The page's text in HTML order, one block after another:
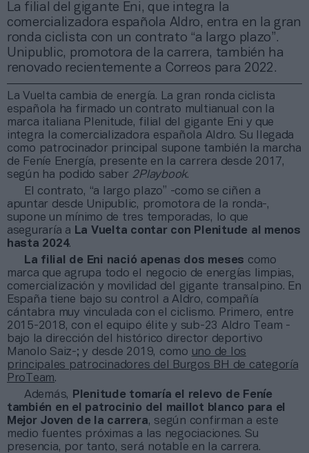
La filial del gigante Eni, que integra la
comercializadora española Aldro, entra en la gran
ronda ciclista con un contrato “a largo plazo”.
Unipublic, promotora de la carrera, también ha
renovado recientemente a Correos para 2022.
La Vuelta cambia de energía. La gran ronda ciclista
española ha firmado un contrato multianual con la
marca italiana Plenitude, filial del gigante Eni y que
integra la comercializadora española Aldro. Su llegada
como patrocinador principal supone también la marcha
de Feníe Energía, presente en la carrera desde 2017,
según ha podido saber 2Playbook.
El contrato, “a largo plazo” -como se ciñen a
apuntar desde Unipublic, promotora de la ronda-,
supone un mínimo de tres temporadas, lo que
aseguraría a La Vuelta contar con Plenitude al menos
hasta 2024.
La filial de Eni nació apenas dos meses como
marca que agrupa todo el negocio de energías limpias,
comercialización y movilidad del gigante transalpino. En
España tiene bajo su control a Aldro, compañía
cántabra muy vinculada con el ciclismo. Primero, entre
2015-2018, con el equipo élite y sub-23 Aldro Team -
bajo la dirección del histórico director deportivo
Manolo Saiz-; y desde 2019, como uno de los
principales patrocinadores del Burgos BH de categoría
ProTeam.
Además,
Plenitude tomaría el relevo de Feníe
también en el patrocinio del maillot blanco para el
Mejor Joven de la carrera, según confirman a este
medio fuentes próximas a las negociaciones. Su
presencia, por tanto, será notable en la carrera.